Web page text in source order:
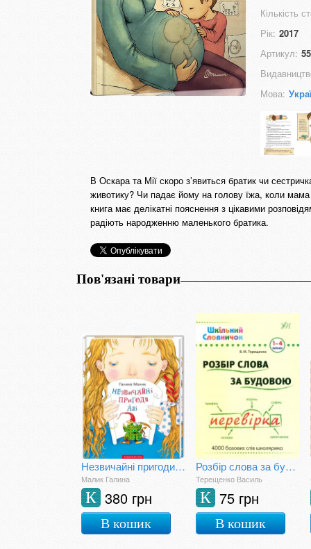
Кількість
Рік: 2017
Артикул:
Мова:
В Оскара та Мії скоро з’явиться братик чи
животику? Чи падає йому на голову їжа, коли мама
книга має делікатні пояснення з цікавими
радіють народженню маленького братика.
Пов'язані товари
Незвичайні пригоди Алі
Малик Галина
380 грн
К
В кошик
Розбір слова за будовою
Терещенко Василь
75 грн
К
В кошик